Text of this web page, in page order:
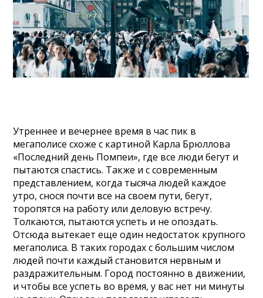
Утреннее и вечернее время в час пик в
мегаполисе схоже с картиной Карла Брюллова
«Последний день Помпеи», где все люди бегут и
пытаются спастись. Также и с современным
представлением, когда тысяча людей каждое
утро, снося почти все на своем пути, бегут,
торопятся на работу или деловую встречу.
Толкаются, пытаются успеть и не опоздать.
Отсюда вытекает еще один недостаток крупного
мегаполиса. В таких городах с большим числом
людей почти каждый становится нервным и
раздражительным. Город постоянно в движении,
и чтобы все успеть во время, у вас нет ни минуты